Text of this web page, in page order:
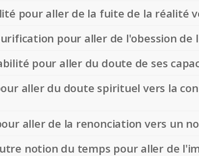
pour aller de la fuite de la réalité
pour aller de l'obession
pour aller du doute de ses
aller du doute spirituel vers la
aller de la renonciation vers un
notion du temps pour aller de